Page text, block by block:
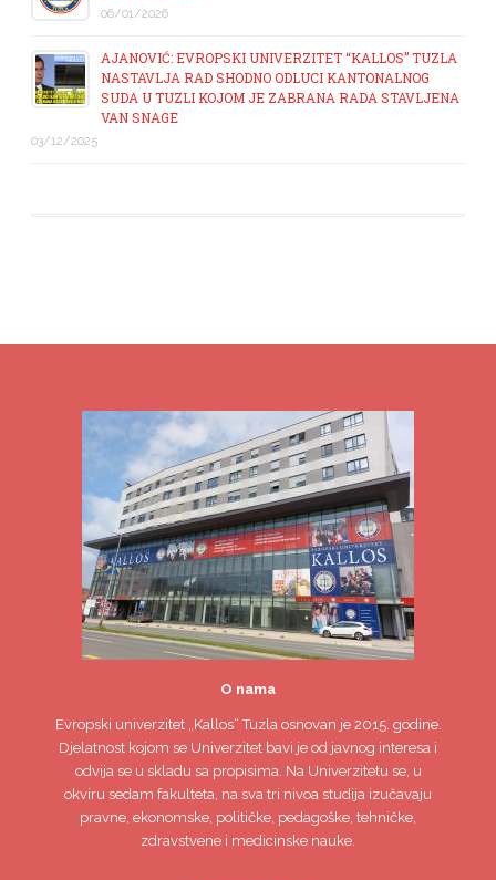
06/01/2026
AJANOVIĆ: EVROPSKI UNIVERZITET “KALLOS” TUZLA
NASTAVLJA RAD SHODNO ODLUCI KANTONALNOG
SUDA U TUZLI KOJOM JE ZABRANA RADA STAVLJENA
VAN SNAGE
03/12/2025
O nama
Evropski univerzitet„Kallos“ Tuzla osnovan je 2015. godine.
Djelatnost kojom se Univerzitet bavi je od javnog interesa i
odvija se u skladu sa propisima. Na Univerzitetu se, u
okviru sedam fakulteta, na sva tri nivoa studija izučavaju
pravne, ekonomske, političke, pedagoške, tehničke,
zdravstvene i medicinske nauke.